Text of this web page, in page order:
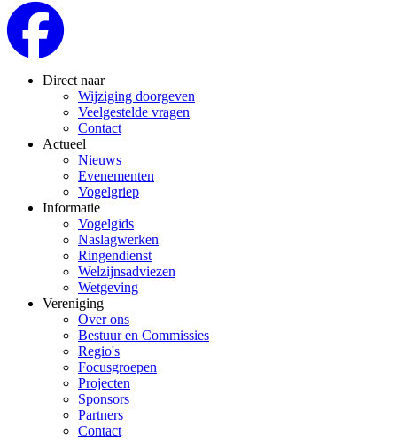
Direct naar
Wijziging doorgeven
Veelgestelde vragen
Contact
Actueel
Nieuws
Evenementen
Vogelgriep
Informatie
Vogelgids
Naslagwerken
Ringendienst
Welzijnsadviezen
Wetgeving
Vereniging
Over ons
Bestuur en Commissies
Regio's
Focusgroepen
Projecten
Sponsors
Partners
Contact